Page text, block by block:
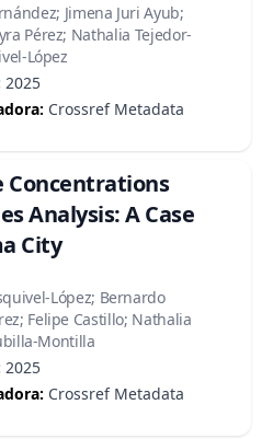
Jimena Juri Ayub;
Pérez; Nathalia Tejedor-
López
2025
Crossref Metadata
Concentrations
Analysis: A Case
City
López; Bernardo
Felipe Castillo; Nathalia
Montilla
2025
Crossref Metadata